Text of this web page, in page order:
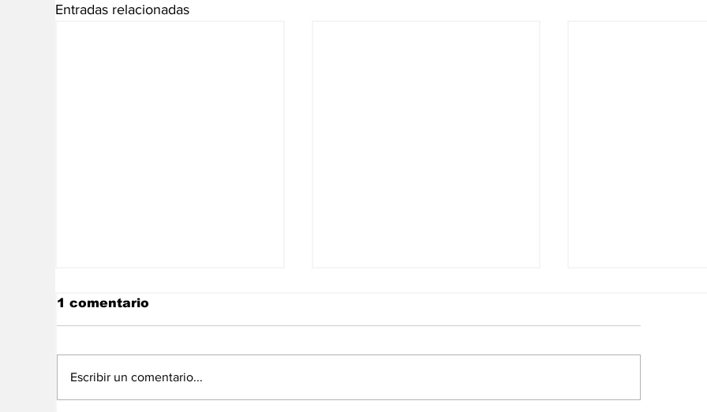
Entradas relacionadas
1 comentario
Escribir un comentario...